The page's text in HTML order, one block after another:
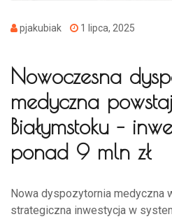
pjakubiak 1 lipca, 2025
Nowoczesna
medyczna
Białymstoku –
ponad 9 mln zł
Nowa dyspozytornia medyczna
strategiczna inwestycja w